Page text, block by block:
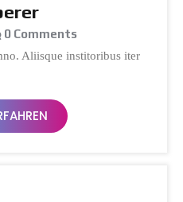
0 Comments
Aliisque institoribus iter